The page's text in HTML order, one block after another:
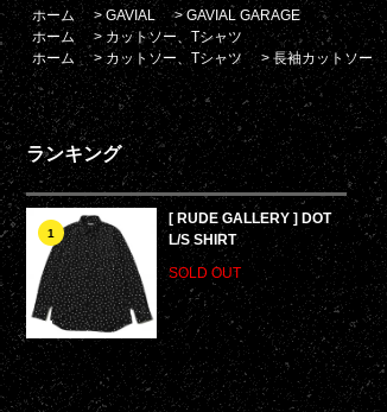
ホーム >GAVIAL >GAVIAL GARAGE
ホーム
> カットソー、Tシャツ
ホーム
>カットソー、Tシャツ > 長袖カットソー
ランキング
1
[ RUDE GALLERY ] DOT
L/S SHIRT
SOLD OUT